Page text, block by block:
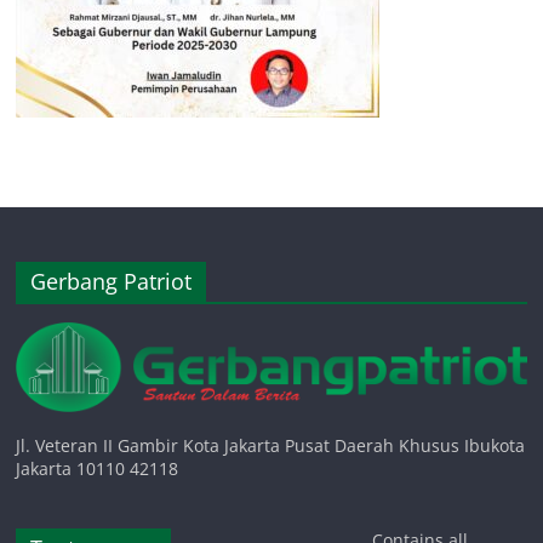
Gerbang Patriot
Jl. Veteran II Gambir Kota Jakarta Pusat Daerah Khusus Ibukota
Jakarta 10110 42118